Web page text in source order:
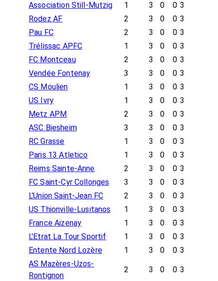
Association Still-Mutzig
1 3 0 0 3
Rodez AF
2 3 0 0 3
Pau FC
2 3 0 0 3
Trélissac APFC
1 3 0 0 3
FC Montceau
2 3 0 0 3
Vendée Fontenay
3 3 0 0 3
CS Moulien
1 3 0 0 3
US Ivry
1 3 0 0 3
Metz APM
2 3 0 0 3
ASC Biesheim
3 3 0 0 3
RC Grasse
1 3 0 0 3
Paris 13 Atletico
1 3 0 0 3
Reims Sainte-Anne
2 3 0 0 3
FC Saint-Cyr Collonges
3 3 0 0 3
L'Union Saint-Jean FC
2 3 0 0 3
US Thionville-Lusitanos
1 3 0 0 3
France Aizenay
1 3 0 0 3
L'Etrat La Tour Sportif
1 3 0 0 3
Entente Nord Lozère
1 3 0 0 3
AS Mazères-Uzos-
Rontignon
2 3 0 0 3